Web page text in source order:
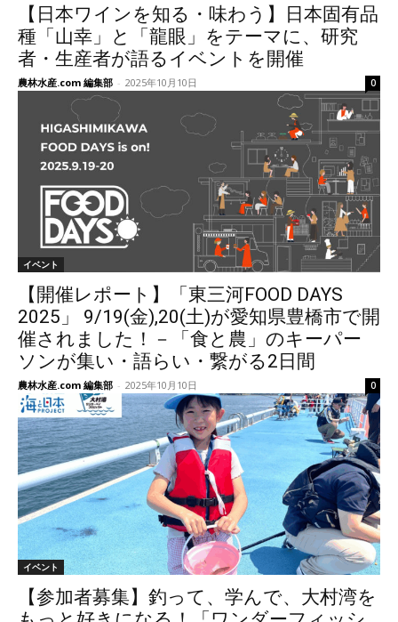
【日本ワインを知る・味わう】日本固有品
種「山幸」と「龍眼」をテーマに、研究
者・生産者が語るイベントを開催
農林水産.com 編集部 - 2025年10月10日 0
イベント
【開催レポート】「東三河FOOD DAYS
2025」 9/19(金),20(土)が愛知県豊橋市で開
催されました！－「食と農」のキーパー
ソンが集い・語らい・繋がる2日間
農林水産.com 編集部 - 2025年10月10日 0
イベント
【参加者募集】釣って、学んで、大村湾を